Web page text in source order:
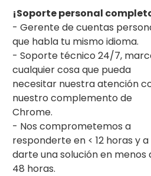
¡Soporte personal
- Gerente de cuentas
que habla tu mismo idioma.
- Soporte técnico 24/7,
cualquier cosa que pueda
necesitar nuestra atención
nuestro complemento de
Chrome.
- Nos comprometemos a
responderte en < 12 horas y a
darte una solución en menos
48 horas.